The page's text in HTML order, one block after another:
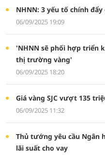
NHNN: 3 yếu tố chính
06/09/2025 19:09
'NHNN sẽ phối hợp triển
thị trường vàng'
06/09/2025 18:20
Giá vàng SJC vượt 135
06/09/2025 11:32
Thủ tướng yêu cầu Ngân
lãi suất cho vay